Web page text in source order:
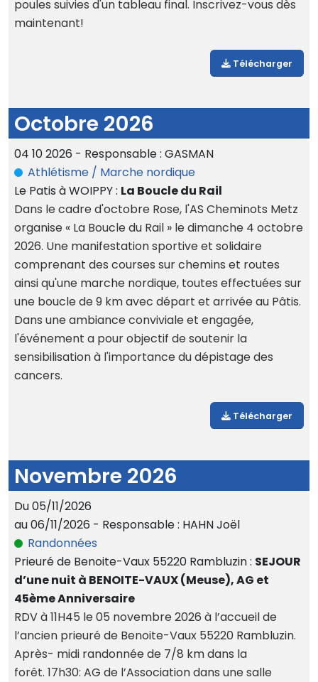
poules suivies d'un tableau final. Inscrivez-vous dès
maintenant!
Télécharger
Octobre 2026
04 10 2026 - Responsable : GASMAN
Athlétisme / Marche nordique
Le Patis à WOIPPY : La Boucle du Rail
Dans le cadre d'octobre Rose, l'AS Cheminots Metz
organise « La Boucle du Rail » le dimanche 4 octobre
2026. Une manifestation sportive et solidaire
comprenant des courses sur chemins et routes
ainsi qu'une marche nordique, toutes effectuées sur
une boucle de 9 km avec départ et arrivée au Pâtis.
Dans une ambiance conviviale et engagée,
l'événement a pour objectif de soutenir la
sensibilisation à l'importance du dépistage des
cancers.
Télécharger
Novembre 2026
Du 05/11/2026
au 06/11/2026 - Responsable : HAHN Joël
Randonnées
Prieuré de Benoite-Vaux 55220 Rambluzin : SEJOUR
d’une nuit à BENOITE-VAUX (Meuse), AG et
45ème Anniversaire
RDV à 11H45 le 05 novembre 2026 à l’accueil de
l’ancien prieuré de Benoite-Vaux 55220 Rambluzin.
Après- midi randonnée de 7/8 km dans la
forêt. 17h30: AG de l’Association dans une salle